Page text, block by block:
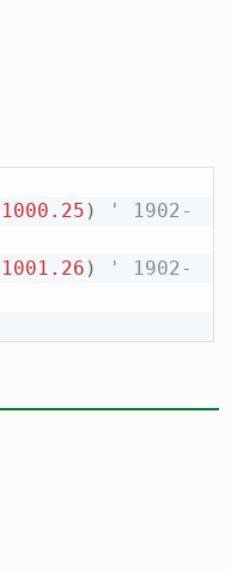
1000.25 )
' 1902-
1001.26 )
' 1902-